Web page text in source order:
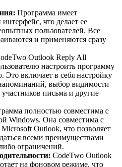
Программа имеет
что делает ее
пользователей. Все
и применяются сразу
Outlook Reply All
настроить программу
Это включает в себя настройку
выбор видимости
письма и другие
полностью совместима с
Windows. Она совместима с
Outlook, что позволяет
всеми преимуществами
ограничений.
CodeTwo Outlook
на фоновом режиме, что